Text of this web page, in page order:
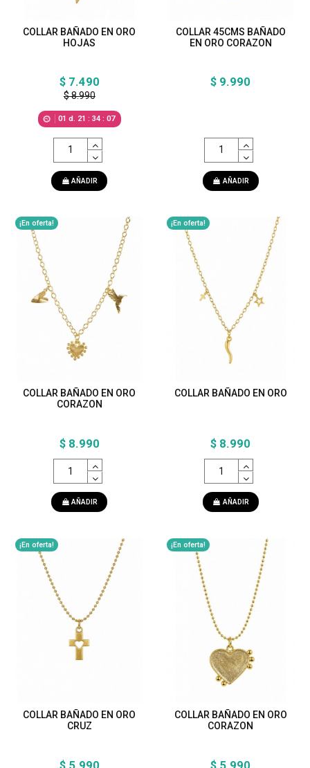
COLLAR BAÑADO EN ORO
HOJAS
$ 7.490
$ 8.990
01 d. 21 :34 :05
AÑADIR
COLLAR 45CMS BAÑADO
EN ORO CORAZON
$ 9.990
AÑADIR
¡En oferta!
COLLAR BAÑADO EN ORO
CORAZON
$ 8.990
AÑADIR
¡En oferta!
COLLAR BAÑADO EN ORO
$ 8.990
AÑADIR
¡En oferta!
COLLAR BAÑADO EN ORO
CRUZ
$ 5.990
¡En oferta!
COLLAR BAÑADO EN ORO
CORAZON
$ 5.990